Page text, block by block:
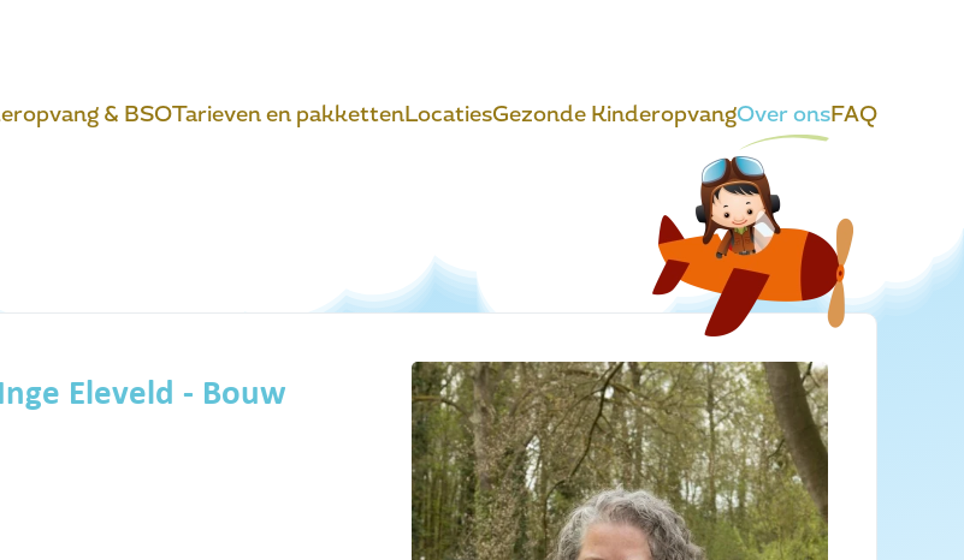
& BSOTarieven en pakkettenLocatiesGezonde KinderopvangOver onsFAQ
Inge Eleveld - Bouw